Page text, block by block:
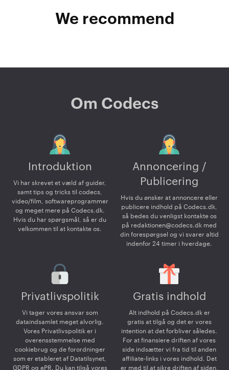
We recommend
Om Codecs
Introduktion
Vi har skrevet et væld af guider,
samt tips og tricks til codecs,
video/film, softwareprogrammer
og meget mere på Codecs.dk.
Hvis du har spørgsmål, så er du
velkommen til at kontakte os.
Annoncering /
Publicering
Hvis du ønsker at annoncere eller
publicere indhold på Codecs.dk,
så bedes du venligst kontakte os
på redaktionen@codecs.dk med
din forespørgsel og vi svarer altid
indenfor 24 timer i hverdage.
Privatlivspolitik
Vi tager vores ansvar som
dataindsamlet meget alvorlig.
Vores Privatlivspolitik er i
overensstemmelse med
cookiebrug og de forordninger
som er etableret af Datatilsynet,
GDPR og ePR. Du kan tilgå vores
Gratis indhold
Alt indhold på Codecs.dk er
gratis at tilgå og det er vores
intention at det forbliver således.
For at finansiere driften af vores
side indsætter vi fra tid til anden
affiliate-links i vores indhold. Det
er med til at sikre driften af siden,